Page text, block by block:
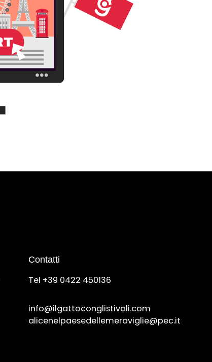
Contatti
Tel +39 0422 450136
info@ilgattoconglistivali.com
alicenelpaesedellemeraviglie@pec.it